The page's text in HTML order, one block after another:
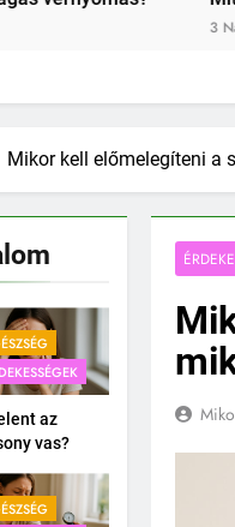
Mikor kell előmelegíteni a
az
vas?